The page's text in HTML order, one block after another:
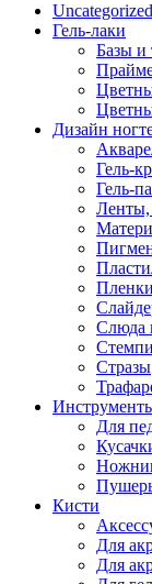
Uncategorized
Гель-лаки
Базы и
Дизайн
Гель-
Гель-
Ленты,
Пленки
Слюда
Стразы
Для
Кисти
Для
Для